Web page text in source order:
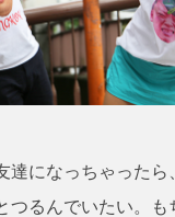
達になっちゃったら
つるんでいたい。も